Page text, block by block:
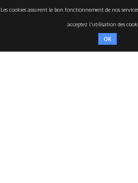
Les cookies assurent le bon fonctionnement de nos
acceptez l'utilisation des
OK